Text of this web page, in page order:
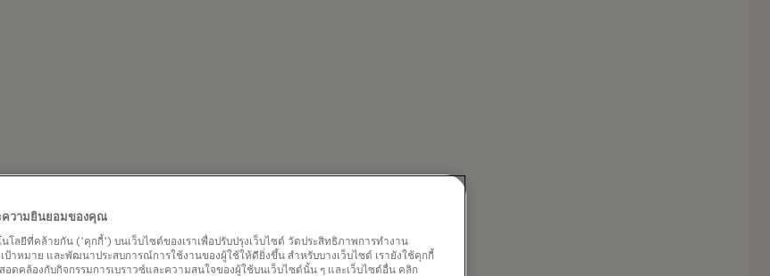
ความยินยอมของคุณ
นโลยีที่คล้ายกัน ('คุกกี้') บนเว็บไซต์ของเราเพื่อปรับปรุงเว็บไซต์ วัดประสิทธิภาพการทำงาน
ป้าหมาย และพัฒนาประสบการณ์การใช้งานของผู้ใช้ให้ดียิ่งขึ้น สำหรับบางเว็บไซต์ เรายังใช้คุกกี้
ดคล้องกับกิจกรรมการเบราวซ์และความสนใจของผู้ใช้บนเว็บไซต์นั้น ๆ และเว็บไซต์อื่น คลิก